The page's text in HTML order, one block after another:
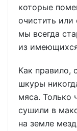
которые
очистить
мы всегда
из
Как правило,
шкуры
мяса. Только
сушили в
на земле